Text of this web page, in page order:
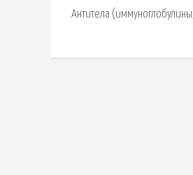
Антитела